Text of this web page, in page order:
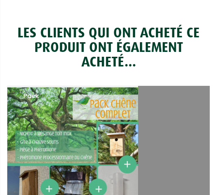
LES CLIENTS QUI ONT ACHETÉ CE
PRODUIT ONT ÉGALEMENT
ACHETÉ...
Pack